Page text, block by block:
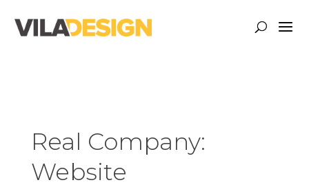
Real Company:
Website